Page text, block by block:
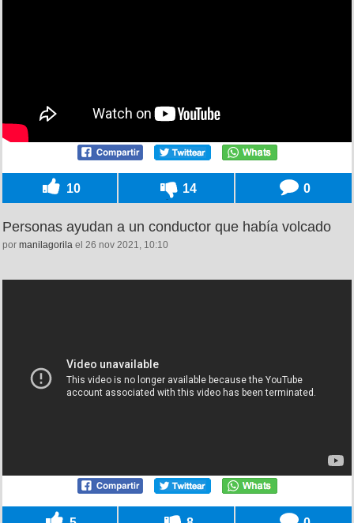
10 14 0
Personas ayudan a un conductor que había volcado
por manilagorila el 26 nov 2021, 10:10